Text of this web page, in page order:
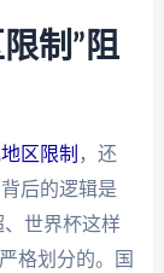
制”阻
区限制 ，还
背后的逻辑是
世界杯这样
格划分的。国